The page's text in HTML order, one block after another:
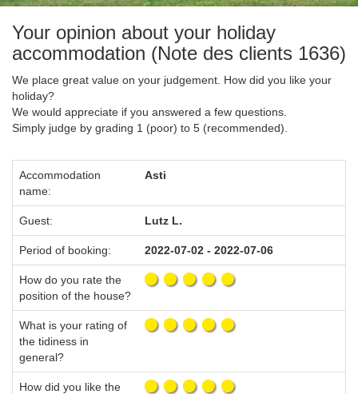
Your opinion about your holiday
accommodation (Note des clients 1636)
We place great value on your judgement. How did you like your
holiday?
We would appreciate if you answered a few questions.
Simply judge by grading 1 (poor) to 5 (recommended).
Accommodation
name:
Asti
Guest: Lutz L.
Period of booking: 2022-07-02 - 2022-07-06
How do you rate the
position of the house?
What is your rating of
the tidiness in
general?
How did you like the